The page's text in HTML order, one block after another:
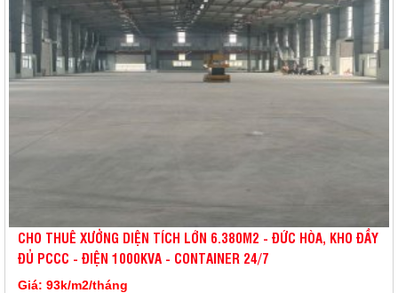
CHO THUÊ XƯỞNG DIỆN TÍCH LỚN 6.380M2 - ĐỨC HÒA, KHO ĐẦY
ĐỦ PCCC - ĐIỆN 1000KVA - CONTAINER 24/7
Giá: 93k/m2/tháng